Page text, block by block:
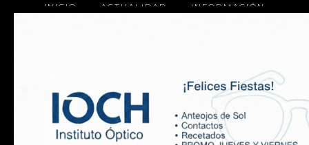
INICIO ACTUALIDAD INFORMACIÓN
Copyright 2025 Nuestra Gente.